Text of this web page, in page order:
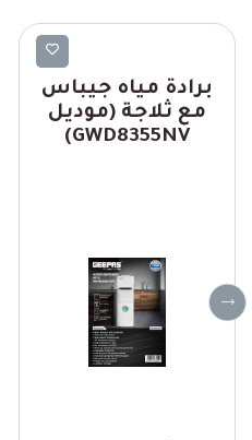
برادة مياه جيباس
مع ثلاجة (موديل
GWD8355NV)